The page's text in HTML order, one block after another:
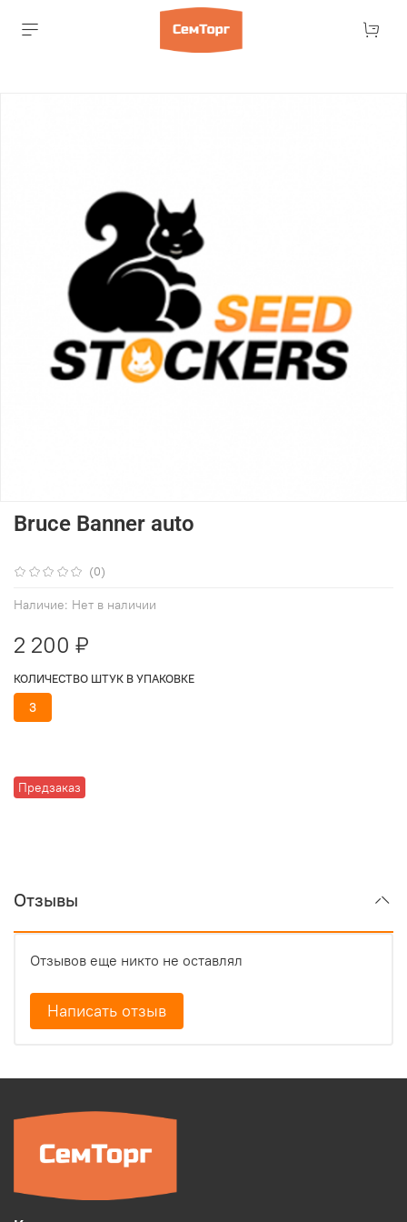
(0)
Наличие: Нет в наличии
Предзаказ
Bruce Banner auto
2 200 ₽
КОЛИЧЕСТВО ШТУК В УПАКОВКЕ
3
Отзывы
Отзывов еще никто не оставлял
Написать отзыв